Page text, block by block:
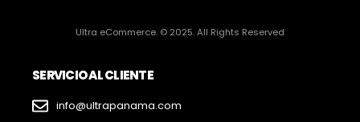
Ultra eCommerce. © 2025. All Rights Reserved
SERVICIO AL CLIENTE
info@ultrapanama.com